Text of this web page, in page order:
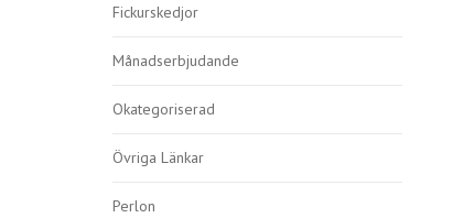
Fickurskedjor
Månadserbjudande
Okategoriserad
Övriga Länkar
Perlon